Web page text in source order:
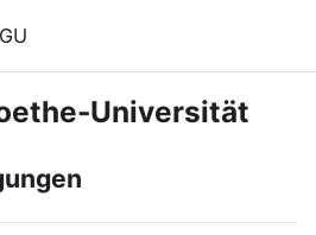
Universität